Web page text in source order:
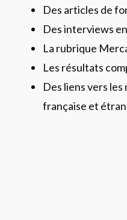
Des articles de
Des interviews
La rubrique
Les résultats
Des liens vers
française et